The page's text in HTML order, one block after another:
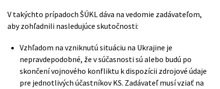
V takýchto prípadoch ŠÚKL dáva na vedomie zadávateľom,
aby zohľadnili nasledujúce skutočnosti:
Vzhľadom na vzniknutú situáciu na Ukrajine je
nepravdepodobné, že v súčasnosti sú alebo budú po
skončení vojnového konfliktu k dispozícii zdrojové údaje
pre jednotlivých účastníkov KS. Zadávateľ musí vziať na